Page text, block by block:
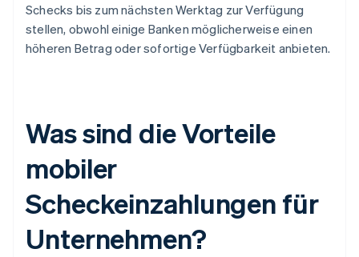
Schecks bis zum nächsten Werktag zur Verfügung
stellen, obwohl einige Banken möglicherweise einen
höheren Betrag oder sofortige Verfügbarkeit anbieten.
Was sind die Vorteile
mobiler
Scheckeinzahlungen für
Unternehmen?